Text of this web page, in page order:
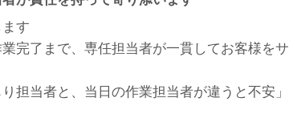
す
完了まで、専任担当者が一貫してお客様をサ
担当者と、当日の作業担当者が違うと不安」